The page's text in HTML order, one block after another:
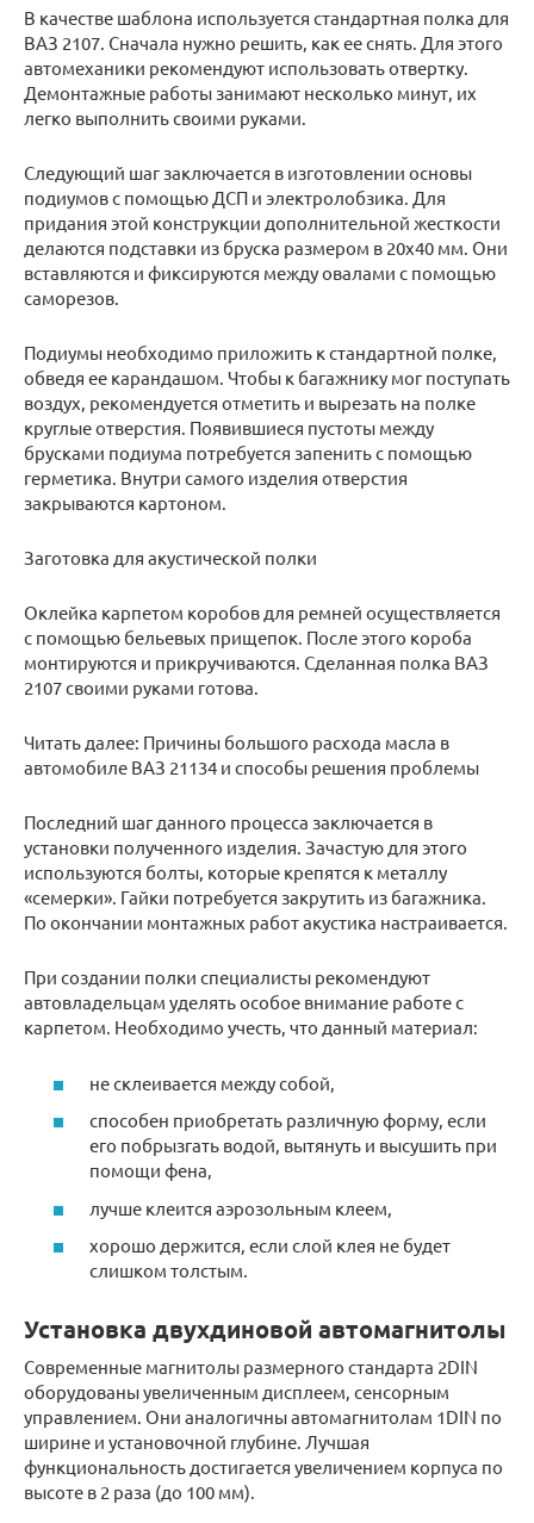
В качестве шаблона используется стандартная полка для
ВАЗ 2107. Сначала нужно решить, как ее снять. Для этого
автомеханики рекомендуют использовать отвертку.
Демонтажные работы занимают несколько минут, их
легко выполнить своими руками.
Следующий шаг заключается в изготовлении основы
подиумов с помощью ДСП и электролобзика. Для
придания этой конструкции дополнительной жесткости
делаются подставки из бруска размером в 20х40 мм. Они
вставляются и фиксируются между овалами с помощью
саморезов.
Подиумы необходимо приложить к стандартной полке,
обведя ее карандашом. Чтобы к багажнику мог поступать
воздух, рекомендуется отметить и вырезать на полке
круглые отверстия. Появившиеся пустоты между
брусками подиума потребуется запенить с помощью
герметика. Внутри самого изделия отверстия
закрываются картоном.
Заготовка для акустической полки
Оклейка карпетом коробов для ремней осуществляется
с помощью бельевых прищепок. После этого короба
монтируются и прикручиваются. Сделанная полка ВАЗ
2107 своими руками готова.
Читать далее: Причины большого расхода масла в
автомобиле ВАЗ 21134 и способы решения проблемы
Последний шаг данного процесса заключается в
установки полученного изделия. Зачастую для этого
используются болты, которые крепятся к металлу
«семерки». Гайки потребуется закрутить из багажника.
По окончании монтажных работ акустика настраивается.
При создании полки специалисты рекомендуют
автовладельцам уделять особое внимание работе с
карпетом. Необходимо учесть, что данный материал:
не склеивается между собой,
способен приобретать различную форму, если
его побрызгать водой, вытянуть и высушить при
помощи фена,
лучше клеится аэрозольным клеем,
хорошо держится, если слой клея не будет
слишком толстым.
Установка двухдиновой автомагнитолы
Современные магнитолы размерного стандарта 2DIN
оборудованы увеличенным дисплеем, сенсорным
управлением. Они аналогичны автомагнитолам 1DIN по
ширине и установочной глубине. Лучшая
функциональность достигается увеличением корпуса по
высоте в 2 раза (до 100 мм).